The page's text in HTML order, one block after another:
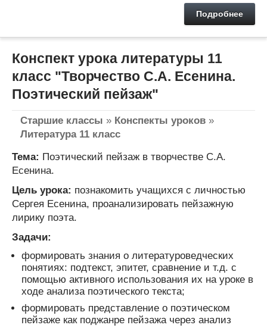
Подробнее
Конспект урока литературы 11
класс "Творчество С.А. Есенина.
Поэтический пейзаж"
Старшие классы » Конспекты уроков »
Литература 11 класс
Тема: Поэтический пейзаж в творчестве С.А.
Есенина.
Цель урока: познакомить учащихся с личностью
Сергея Есенина, проанализировать пейзажную
лирику поэта.
Задачи:
формировать знания о литературоведческих
понятиях: подтекст, эпитет, сравнение и т.д. с
помощью активного использования их на уроке в
ходе анализа поэтического текста;
формировать представление о поэтическом
пейзаже как поджанре пейзажа через анализ